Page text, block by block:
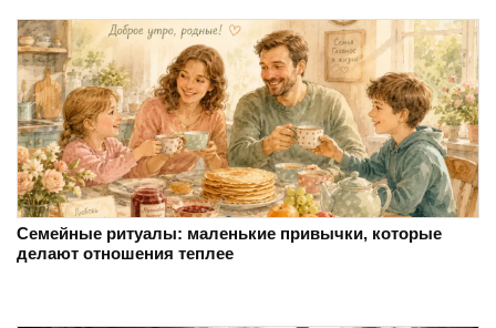
Семейные ритуалы: маленькие привычки, которые
делают отношения теплее